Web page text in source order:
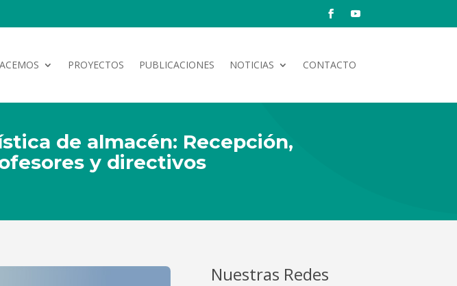
PROYECTOS PUBLICACIONES NOTICIAS CONTACTO
de almacén: Recepción,
y directivos
Nuestras Redes